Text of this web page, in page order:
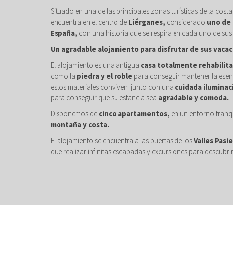
Situado en una de las principales zonas turísticas de la
encuentra en el centro de Liérganes, considerado uno de
España, con una historia que se respira en cada uno de
Un agradable alojamiento para disfrutar de sus
El alojamiento es una antigua casa totalmente
como la piedra y el roble para conseguir mantener la
estos materiales conviven junto con una cuidada
para conseguir que su estancia sea agradable y comoda.
Disponemos de cinco apartamentos, en un entorno
montaña y costa.
El alojamiento se encuentra a las puertas de losValles
que realizar infinitas escapadas y excursiones para